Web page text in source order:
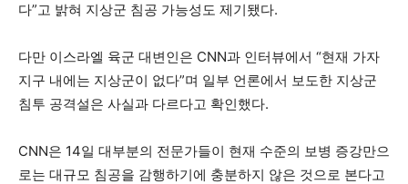
다”고 밝혀 지상군 침공 가능성도 제기됐다.
다만 이스라엘 육군 대변인은 CNN과 인터뷰에서 “현재 가자
지구 내에는 지상군이 없다”며 일부 언론에서 보도한 지상군
침투 공격설은 사실과 다르다고 확인했다.
CNN은 14일 대부분의 전문가들이 현재 수준의 보병 증강만으
로는 대규모 침공을 감행하기에 충분하지 않은 것으로 본다고